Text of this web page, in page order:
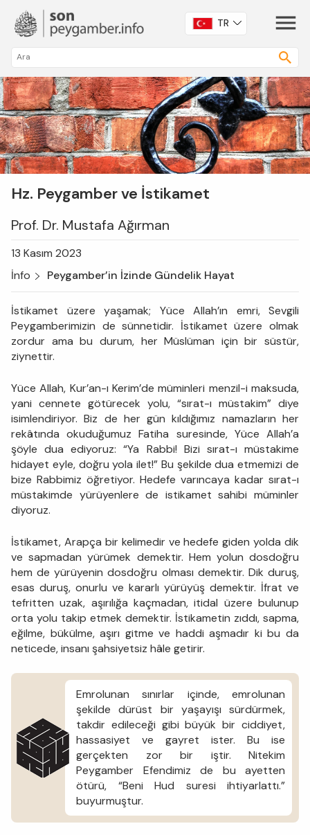
TR
Hz. Peygamber ve İstikamet
Prof. Dr. Mustafa Ağırman
13 Kasım 2023
İnfo
Peygamber’in İzinde Gündelik Hayat
İstikamet üzere yaşamak; Yüce Allah’ın emri, Sevgili
Peygamberimizin de sünnetidir. İstikamet üzere olmak
zordur ama bu durum, her Müslüman için bir süstür,
ziynettir.
Yüce Allah, Kur’an-ı Kerim’de müminleri menzil-i maksuda,
yani cennete götürecek yolu, “sırat-ı müstakim” diye
isimlendiriyor. Biz de her gün kıldığımız namazların her
rekâtında okuduğumuz Fatiha suresinde, Yüce Allah’a
şöyle dua ediyoruz: “Ya Rabbi! Bizi sırat-ı müstakime
hidayet eyle, doğru yola ilet!” Bu şekilde dua etmemizi de
bize Rabbimiz öğretiyor. Hedefe varıncaya kadar sırat-ı
müstakimde yürüyenlere de istikamet sahibi müminler
diyoruz.
İstikamet, Arapça bir kelimedir ve hedefe giden yolda dik
ve sapmadan yürümek demektir. Hem yolun dosdoğru
hem de yürüyenin dosdoğru olması demektir. Dik duruş,
esas duruş, onurlu ve kararlı yürüyüş demektir. İfrat ve
tefritten uzak, aşırılığa kaçmadan, itidal üzere bulunup
orta yolu takip etmek demektir. İstikametin zıddı, sapma,
eğilme, bükülme, aşırı gitme ve haddi aşmadır ki bu da
neticede, insanı şahsiyetsiz hâle getirir.
Emrolunan sınırlar içinde, emrolunan
şekilde dürüst bir yaşayışı sürdürmek,
takdir edileceği gibi büyük bir ciddiyet,
hassasiyet ve gayret ister. Bu ise
gerçekten zor bir iştir. Nitekim
Peygamber Efendimiz de bu ayetten
ötürü, “Beni Hud suresi ihtiyarlattı.”
buyurmuştur.